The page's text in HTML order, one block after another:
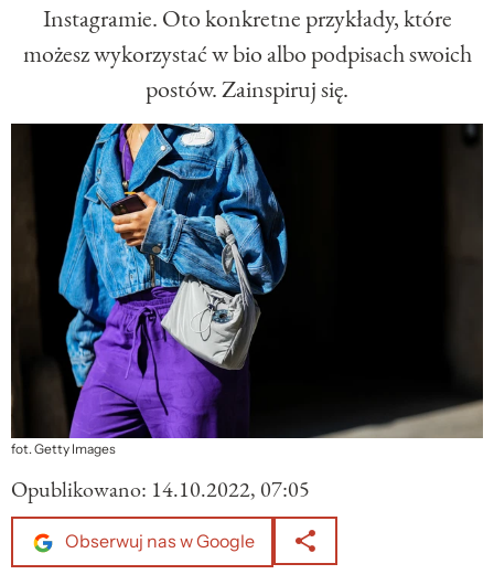
Instagramie. Oto konkretne przykłady, które
możesz wykorzystać w bio albo podpisach swoich
postów. Zainspiruj się.
fot. Getty Images
Opublikowano: 14.10.2022, 07:05
Obserwuj nas w Google